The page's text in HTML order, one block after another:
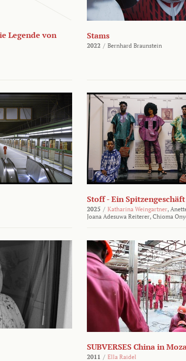
Legende von
Stams
2022 / Bernhard Braunstein
Stoff - Ein Spitzengeschäft
2025 / Katharina Weingartner,
Joana Adesuwa Reiterer, Chioma
SUBVERSES China in
2011 / Ella Raidel